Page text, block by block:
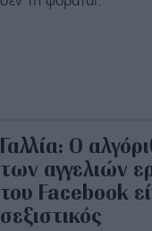
Γαλλία: Ο
των αγγελιών
του Facebook
σεξιστικός